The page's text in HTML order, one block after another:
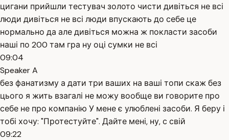
цигани прийшли тестувач золото чисти дивіться не всі
люди дивіться не всі люди впускають до себе це
нормально да але дивіться можна ж покласти засоби
наші по 200 там гра ну оці сумки не всі
09:04
Speaker A
без фанатизму а дати три ваших на ваші топи скаж без
цього я жить взагалі не можу вообще ви говорите про
себе не про компанію У мене є улюблені засоби. Я беру і
тобі хочу: "Протестуйте". Дайте мені, ну, с свій
09:22